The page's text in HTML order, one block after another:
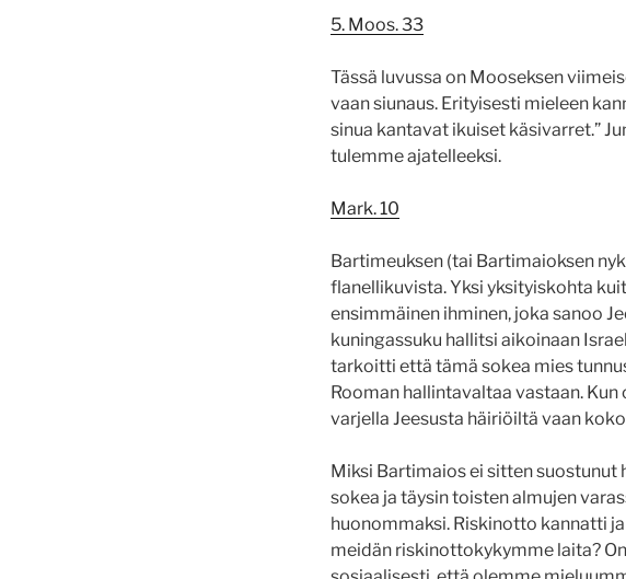
5. Moos. 33
Tässä luvussa on Mooseksen
vaan siunaus. Erityisesti mieleen
sinua kantavat ikuiset käsivarret.”
tulemme ajatelleeksi.
Mark. 10
Bartimeuksen (tai Bartimaioksen
flanellikuvista. Yksi yksityiskohta
ensimmäinen ihminen, joka sanoo
kuningassuku hallitsi aikoinaan
tarkoitti että tämä sokea mies
Rooman hallintavaltaa vastaan.
varjella Jeesusta häiriöiltä vaan
Miksi Bartimaios ei sitten suostunut
sokea ja täysin toisten almujen
huonommaksi. Riskinotto kannatti
meidän riskinottokykymme laita?